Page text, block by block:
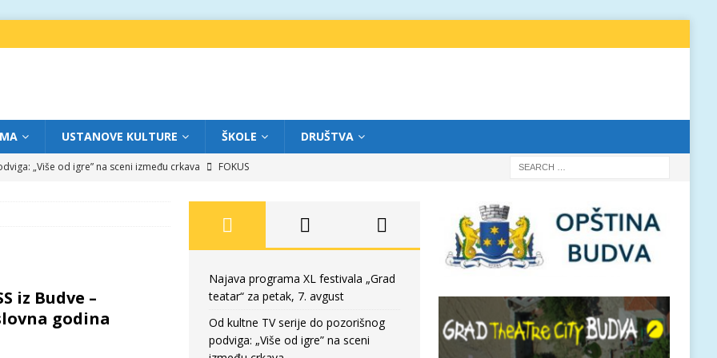
USTANOVE KULTURE ŠKOLE DRUŠTVA
„Više od igre” na sceni između crkava
FOKUS
otvorio novo poglavlje likovnog programa Grada teatra
FOKUS
iz Budve –
godina
Najava programa XL festivala „Grad
teatar“ za petak, 7. avgust
Od kultne TV serije do pozorišnog
podviga: „Više od igre” na sceni